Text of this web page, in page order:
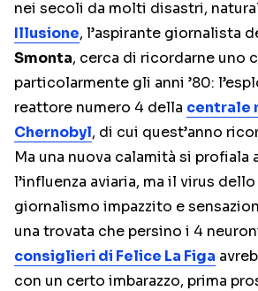
nei secoli da molti disastri,
Illusione, l’aspirante giornalista
Smonta, cerca di ricordarne uno
particolarmente gli anni ’80:
reattore numero 4 della centrale
Chernobyl, di cui quest’anno
Ma una nuova calamità si profiala
l’influenza aviaria, ma il virus
giornalismo impazzito e
una trovata che persino i 4
consiglieri di Felice La Figa
con un certo imbarazzo, prima